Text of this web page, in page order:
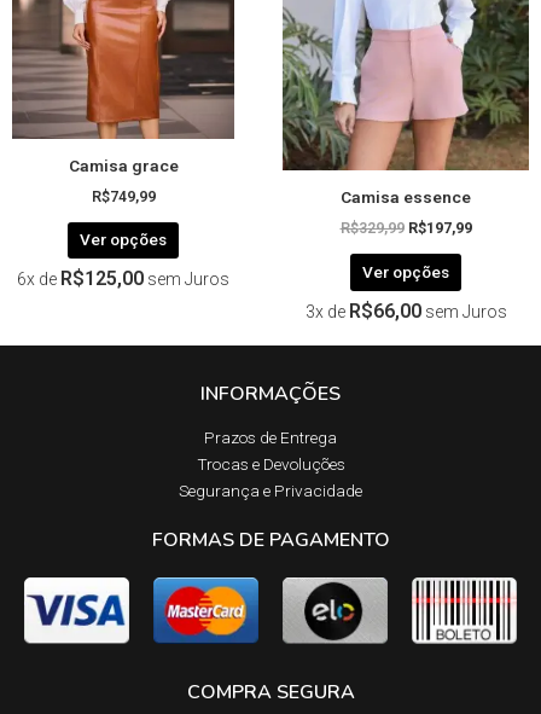
Camisa grace
R$749,99
Ver opções
opções
podem
ser
escolhidas
na
página
do
6x de R$125,00 sem Juros
Camisa essence
R$329,99 R$197,99
Ver opções
opções
podem
ser
escolhidas
na
página
do
produto
3x de R$66,00 sem Juros
INFORMAÇÕES
Prazos de Entrega​
Trocas e Devoluções​
Segurança e Privacidade
FORMAS DE PAGAMENTO
COMPRA SEGURA